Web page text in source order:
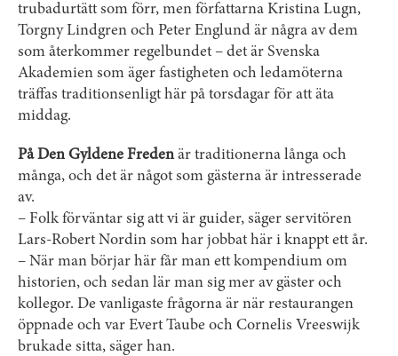
trubadurtätt som förr, men författarna Kristina Lugn,
Torgny Lindgren och Peter Englund är några av dem
som återkommer regelbundet – det är Svenska
Akademien som äger fastigheten och ledamöterna
träffas traditionsenligt här på torsdagar för att äta
middag.
På Den Gyldene Fredenär traditionerna långa och
många, och det är något som gästerna är intresserade
av.
– Folk förväntar sig att vi är guider, säger servitören
Lars-Robert Nordin som har jobbat här i knappt ett år.
– När man börjar här får man ett kompendium om
historien, och sedan lär man sig mer av gäster och
kollegor. De vanligaste frågorna är när restaurangen
öppnade och var Evert Taube och Cornelis Vreeswijk
brukade sitta, säger han.